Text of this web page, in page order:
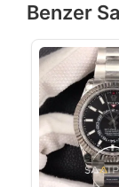
Benzer